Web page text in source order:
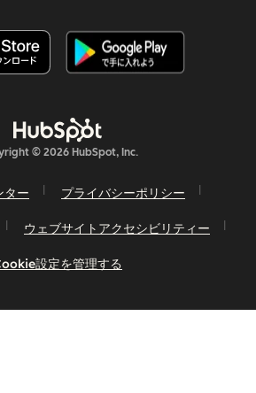
© 2026 HubSpot, Inc.
ター プライバシーポリシー
ウェブサイトアクセシビリティー
設定を管理する